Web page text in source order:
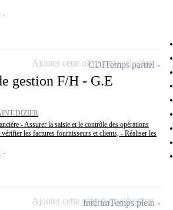
gestion F/H - G.E
DIZIER
- Assurer la saisie et le contrôle des opérations
les factures fournisseurs et clients, - Réaliser les
CDITemps partiel
Ajouter cette offre à ma sélection
IntérimTemps plein
Ajouter cette offre à ma sélection